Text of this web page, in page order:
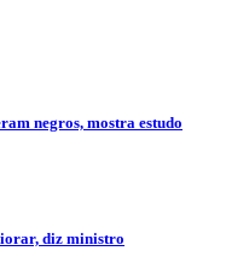
negros, mostra estudo
diz ministro